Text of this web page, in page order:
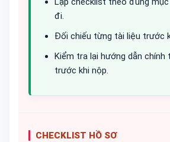
đi.
Đối chiếu từng tài liệu trước
Kiểm tra lại hướng dẫn chính
trước khi nộp.
CHECKLIST HỒ SƠ